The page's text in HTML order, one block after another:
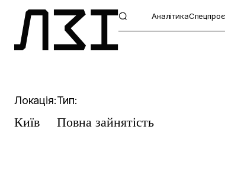
Аналітика
Локація:
Київ
Тип:
Повна зайнятість